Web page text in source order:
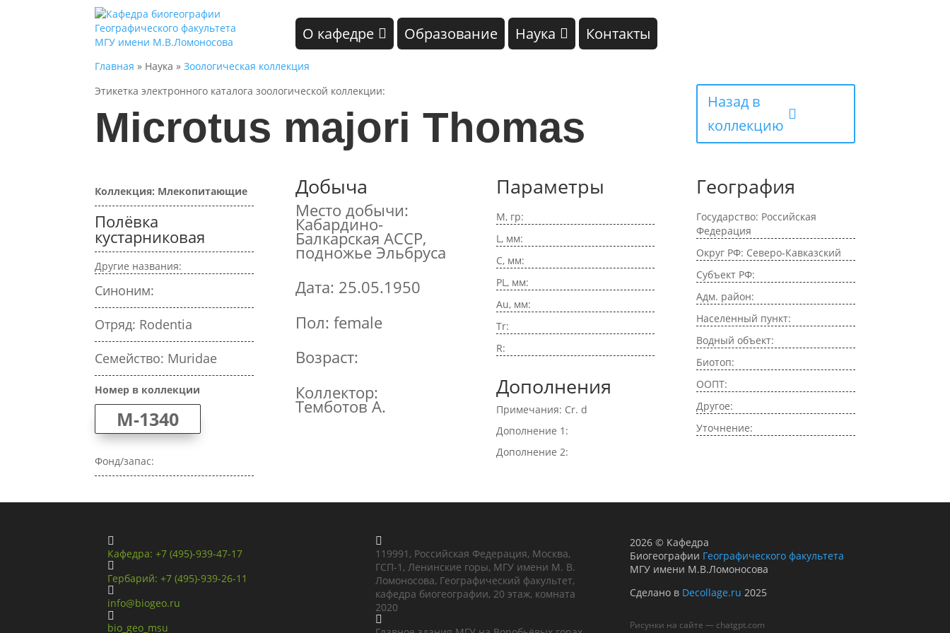
О кафедре Образование Наука Контакты
Главная » Наука »Зоологическая коллекция
Этикетка электронного каталога зоологической коллекции:
Microtus majori Thomas
Назад в
коллекцию
Коллекция: Млекопитающие
Полёвка
кустарниковая
Другие названия:
Синоним:
Отряд: Rodentia
Семейство: Muridae
Номер в коллекции
M-1340
Фонд/запас:
Добыча
Место добычи:
Кабардино-
Балкарская АССР,
подножье Эльбруса
Дата: 25.05.1950
Пол: female
Возраст:
Коллектор:
Темботов А.
Параметры
M, гр:
L, мм:
C, мм:
PL, мм:
Au, мм:
Tr:
R:
Дополнения
Примечания: Cr. d
Дополнение 1:
Дополнение 2:
География
Государство: Российская
Федерация
Округ РФ: Северо-Кавказский
Субъект РФ:
Адм. район:
Населенный пункт:
Водный объект:
Биотоп:
ООПТ:
Другое:
Уточнение:

Кафедра: +7 (495)-939-47-17

Гербарий: +7 (495)-939-26-11

info@biogeo.ru

bio_geo_msu

119991, Российская Федерация, Москва,
ГСП-1, Ленинские горы, МГУ имени М. В.
Ломоносова, Географический факультет,
кафедра биогеографии, 20 этаж, комната
2020

2026 © Кафедра
Биогеографии Географического факультета
МГУ имени М.В.Ломоносова
Сделано в Decollage.ru 2025
Рисунки на сайте — chatgpt.com